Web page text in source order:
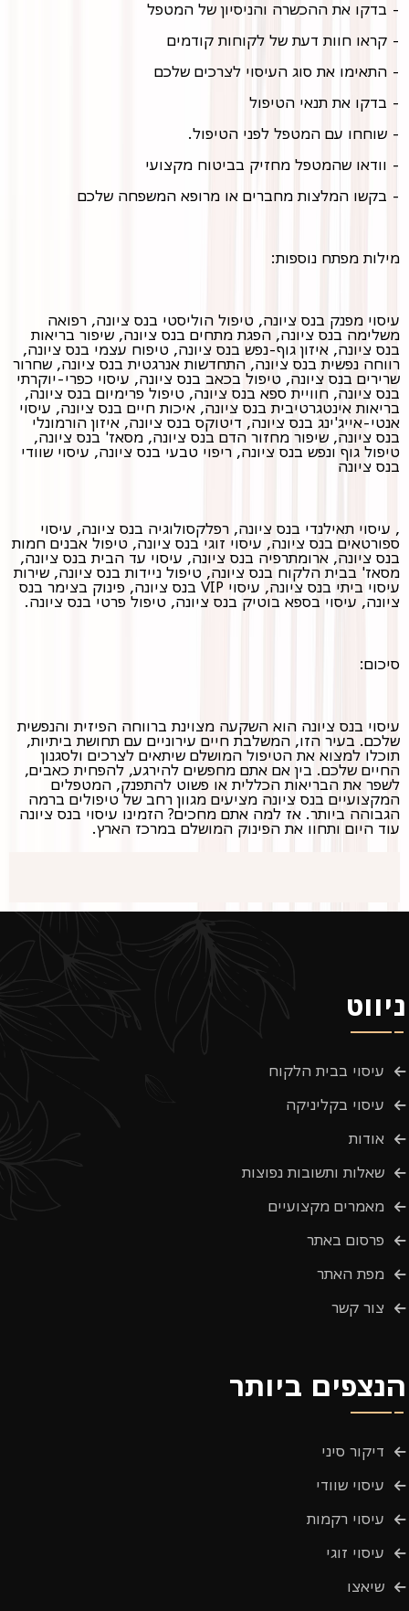
- בדקו את ההכשרה והניסיון של המטפל
- קראו חוות דעת של לקוחות קודמים
- התאימו את סוג העיסוי לצרכים שלכם
- בדקו את תנאי הטיפול
- שוחחו עם המטפל לפני הטיפול.
- וודאו שהמטפל מחזיק בביטוח מקצועי
- בקשו המלצות מחברים או מרופא המשפחה שלכם
מילות מפתח נוספות:
עיסוי מפנק בנס ציונה, טיפול הוליסטי בנס ציונה, רפואה
משלימה בנס ציונה, הפגת מתחים בנס ציונה, שיפור בריאות
בנס ציונה, איזון גוף-נפש בנס ציונה, טיפוח עצמי בנס ציונה,
רווחה נפשית בנס ציונה, התחדשות אנרגטית בנס ציונה, שחרור
שרירים בנס ציונה, טיפול בכאב בנס ציונה, עיסוי כפרי-יוקרתי
בנס ציונה, חוויית ספא בנס ציונה, טיפול פרימיום בנס ציונה,
בריאות אינטגרטיבית בנס ציונה, איכות חיים בנס ציונה, עיסוי
אנטי-אייג'ינג בנס ציונה, דיטוקס בנס ציונה, איזון הורמונלי
בנס ציונה, שיפור מחזור הדם בנס ציונה, מסאז' בנס ציונה,
טיפול גוף ונפש בנס ציונה, ריפוי טבעי בנס ציונה, עיסוי שוודי
בנס ציונה
, עיסוי תאילנדי בנס ציונה, רפלקסולוגיה בנס ציונה, עיסוי
ספורטאים בנס ציונה, עיסוי זוגי בנס ציונה, טיפול אבנים חמות
בנס ציונה, ארומתרפיה בנס ציונה, עיסוי עד הבית בנס ציונה,
מסאז' בבית הלקוח בנס ציונה, טיפול ניידות בנס ציונה, שירות
עיסוי ביתי בנס ציונה, עיסוי VIP בנס ציונה, פינוק בצימר בנס
ציונה, עיסוי בספא בוטיק בנס ציונה, טיפול פרטי בנס ציונה.
סיכום:
עיסוי בנס ציונה הוא השקעה מצוינת ברווחה הפיזית והנפשית
שלכם. בעיר הזו, המשלבת חיים עירוניים עם תחושת ביתיות,
תוכלו למצוא את הטיפול המושלם שיתאים לצרכים ולסגנון
החיים שלכם. בין אם אתם מחפשים להירגע, להפחית כאבים,
לשפר את הבריאות הכללית או פשוט להתפנק, המטפלים
המקצועיים בנס ציונה מציעים מגוון רחב של טיפולים ברמה
הגבוהה ביותר. אז למה אתם מחכים? הזמינו עיסוי בנס ציונה
עוד היום ותחוו את הפינוק המושלם במרכז הארץ.
ניווט
עיסוי בבית הלקוח
עיסוי בקליניקה
אודות
שאלות ותשובות נפוצות
מאמרים מקצועיים
פרסום באתר
מפת האתר
צור קשר
הנצפים ביותר
דיקור סיני
עיסוי שוודי
עיסוי רקמות
עיסוי זוגי
שיאצו